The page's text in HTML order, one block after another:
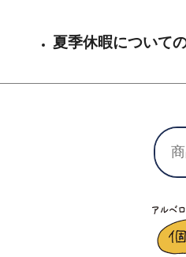
夏季休暇について